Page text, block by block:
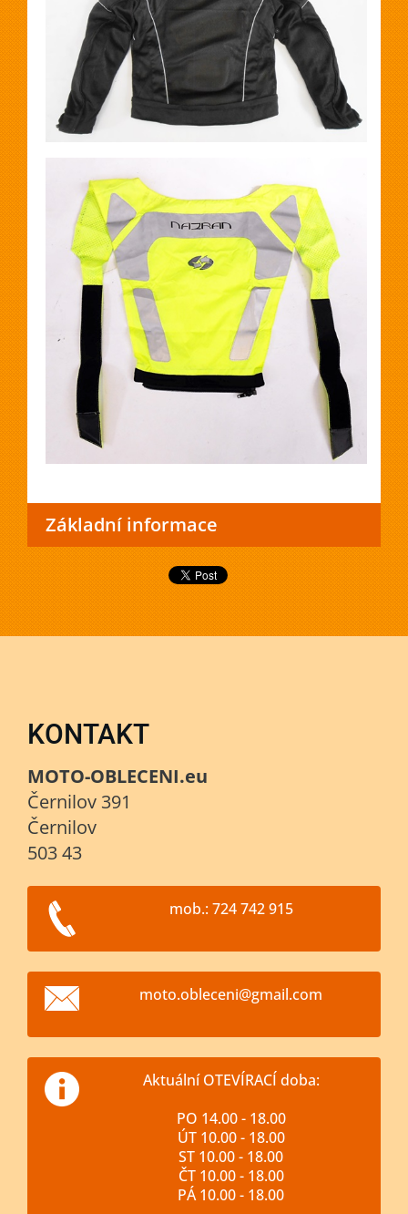
Základní informace
KONTAKT
MOTO-OBLECENI.eu
Černilov 391
Černilov
503 43
mob.: 724 742 915
moto.obleceni@gmail.com
Aktuální OTEVÍRACÍ doba:
PO 14.00 - 18.00
ÚT 10.00 - 18.00
ST 10.00 - 18.00
ČT 10.00 - 18.00
PÁ 10.00 - 18.00